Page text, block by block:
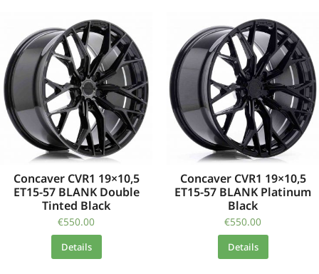
Concaver CVR1 19×10,5
ET15-57 BLANK Double
Tinted Black
€550.00
Details
Concaver CVR1 19×10,5
ET15-57 BLANK Platinum
Black
€550.00
Details